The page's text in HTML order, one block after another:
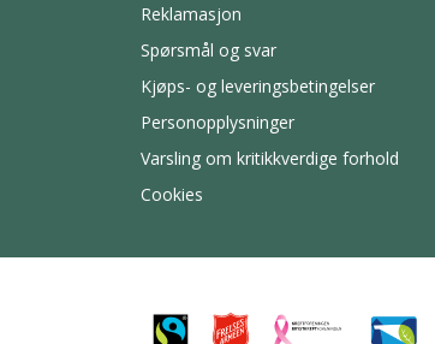
Reklamasjon
Spørsmål og svar
Kjøps- og leveringsbetingelser
Personopplysninger
Varsling om kritikkverdige forhold
Cookies